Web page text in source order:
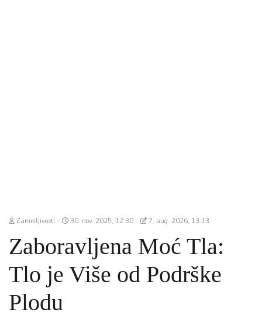
Zanimljivosti 30. nov. 2025, 12:30 7. aug. 2026, 13:13
Zaboravljena Moć Tla:
Tlo je Više od Podrške
Plodu